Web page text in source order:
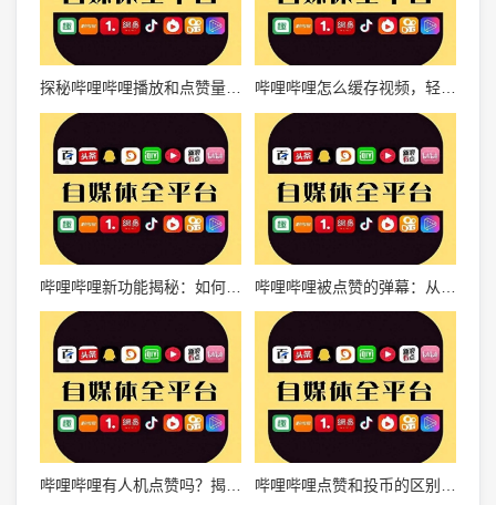
探秘哔哩哔哩播放和点赞量：如何提升视频人气？ 哔哩哔哩怎么缓存视频，轻松观看无压力！
哔哩哔哩新功能揭秘：如何查看自己点赞的视频？
哔哩哔哩有人机点赞吗？揭秘背后的真相！